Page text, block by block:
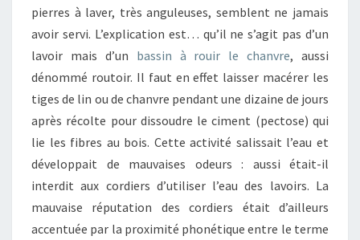
pierres à laver, très anguleuses, semblent ne jamais
avoir servi. L’explication est… qu’il ne s’agit pas d’un
lavoir mais d’un bassin à rouir le chanvre, aussi
dénommé routoir. Il faut en effet laisser macérer les
tiges de lin ou de chanvre pendant une dizaine de jours
après récolte pour dissoudre le ciment (pectose) qui
lie les fibres au bois. Cette activité salissait l’eau et
développait de mauvaises odeurs : aussi était-il
interdit aux cordiers d’utiliser l’eau des lavoirs. La
mauvaise réputation des cordiers était d’ailleurs
accentuée par la proximité phonétique entre le terme